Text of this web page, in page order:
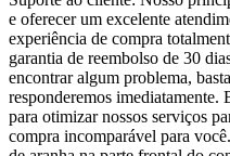
e oferecer um excelente
experiência de compra
garantia de reembolso de 30
encontrar algum problema,
responderemos imediatamente.
para otimizar nossos serviços
compra incomparável para